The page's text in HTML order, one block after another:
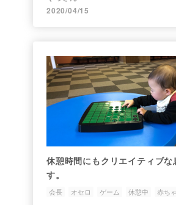
2020/04/15
休憩時間にもクリエイティブな
す。
会長 オセロ ゲーム 休憩中 赤ち